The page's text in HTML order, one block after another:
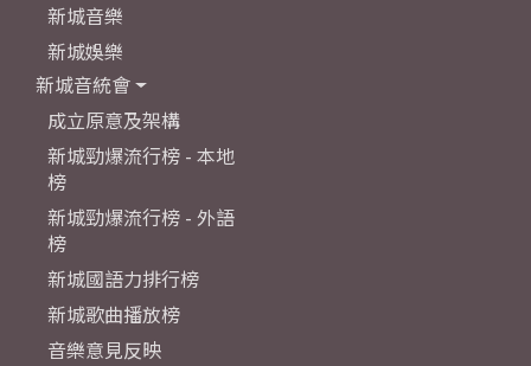
新城音樂
新城娛樂
新城音統會
成立原意及架構
新城勁爆流行榜 - 本地
榜
新城勁爆流行榜 - 外語
榜
新城國語力排行榜
新城歌曲播放榜
音樂意見反映